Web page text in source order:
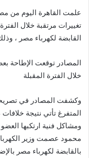
علمت القاهرة اليوم من
تغييرات مرتقبة خلال
القابضة لكهرباء مصر ،
المصادر توقعت الإطاحة
خلال الفترة المقبلة
وكشفت المصادر في
المتفرغ تأتي نتيجة
ومشاكل فنية ارتكبها
محمود عصمت وزير
بالقابضة لكهرباء مصر